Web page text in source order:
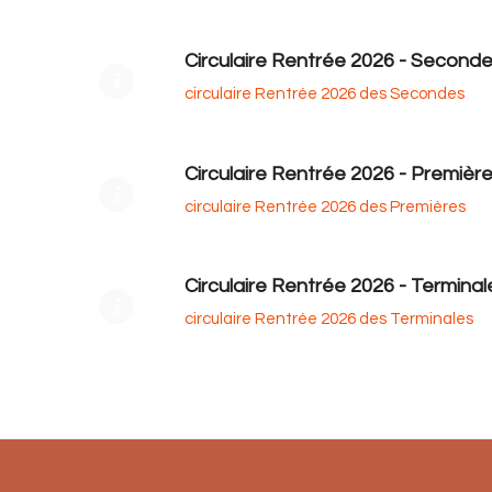
Circulaire Rentrée 2026 -
circulaire Rentrée 2026 des Secondes
Circulaire Rentrée 2026 -
circulaire Rentrée 2026 des Premières
Circulaire Rentrée 2026 -
circulaire Rentrée 2026 des Terminales